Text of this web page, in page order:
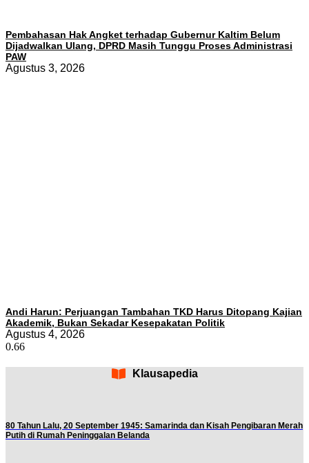
Pembahasan Hak Angket terhadap Gubernur Kaltim Belum
Dijadwalkan Ulang, DPRD Masih Tunggu Proses Administrasi
PAW
Agustus 3, 2026
Andi Harun: Perjuangan Tambahan TKD Harus Ditopang Kajian
Akademik, Bukan Sekadar Kesepakatan Politik
Agustus 4, 2026
Klausapedia
80 Tahun Lalu, 20 September 1945: Samarinda dan Kisah Pengibaran Merah
Putih di Rumah Peninggalan Belanda